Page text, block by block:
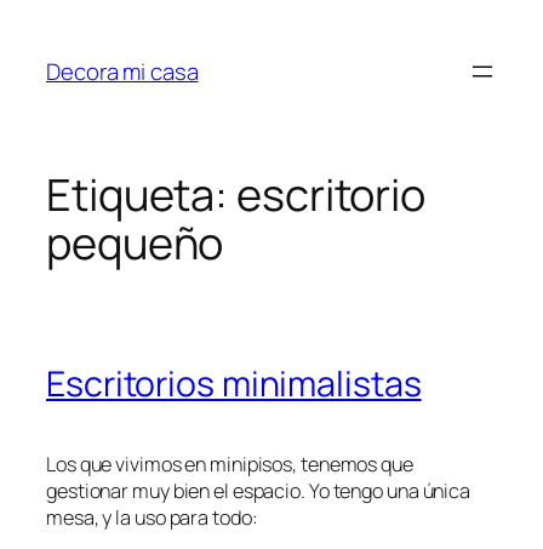
contenido
Decora mi casa
Etiqueta: escritorio
pequeño
Escritorios minimalistas
Los que vivimos en minipisos, tenemos que
gestionar muy bien el espacio. Yo tengo una única
mesa, y la uso para todo: